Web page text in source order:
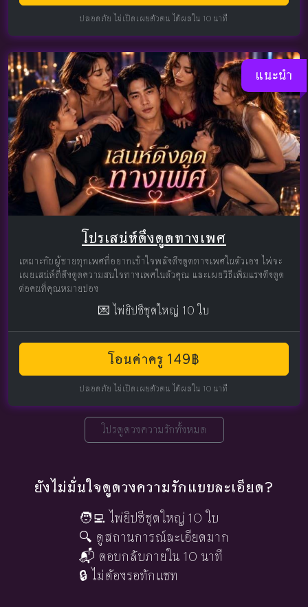
ปลอดภัย ไม่เปิดเผยตัวตน ได้ผลใน 10 นาที
แนะนำ
โปรเสน่ห์ดึงดูดทางเพศ
เหมาะกับผู้ชายทุกเพศที่อยากเข้าใจพลังดึงดูดทางเพศในตัวเอง ไพ่จะ
เผยเสน่ห์ที่ดึงดูดความสนใจทางเพศในตัวคุณ และเผยวิธีเพิ่มแรงดึงดูด
ต่อคนที่คุณหมายปอง
💌 ไพ่ยิปซีชุดใหญ่ 10 ใบ
โอนค่าครู 149฿
ปลอดภัย ไม่เปิดเผยตัวตน ได้ผลใน 10 นาที
โปรดูดวงความรักทั้งหมด
ยังไม่มั่นใจดูดวงความรักแบบละเอียด?
🧑‍💻 ไพ่ยิปซีชุดใหญ่ 10 ใบ
🔍 ดูสถานการณ์ละเอียดมาก
📬 ตอบกลับภายใน 10 นาที
🔒 ไม่ต้องรอทักแชท